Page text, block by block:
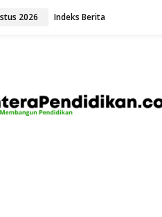
2026 Indeks Berita